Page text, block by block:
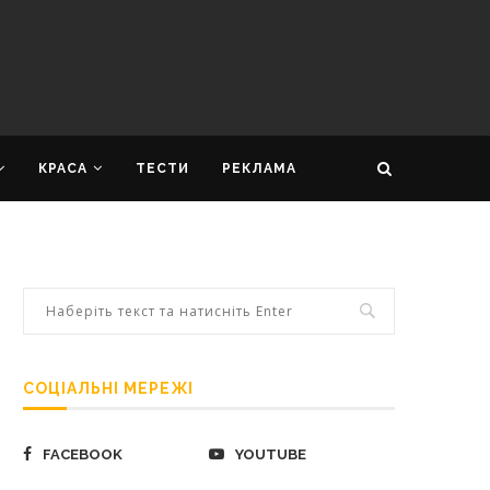
КРАСА ТЕСТИ РЕКЛАМА
СОЦІАЛЬНІ МЕРЕЖІ
FACEBOOK YOUTUBE